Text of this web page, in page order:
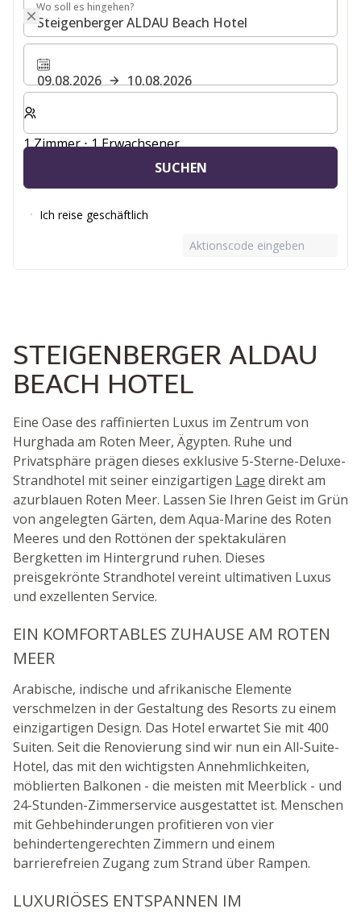
Wo soll es hingehen?
Wo soll es hingehen?
09.08.2026
10.08.2026
Wählen Sie die Anzahl der Zimmer und Gäste für Ihren
1 Zimmer ⋅ 1 Erwachsener
SUCHEN
Ich reise geschäftlich
Aktionscode eingeben
STEIGENBERGER ALDAU
BEACH HOTEL
Eine Oase des raffinierten Luxus im Zentrum von
Hurghada am Roten Meer, Ägypten. Ruhe und
Privatsphäre prägen dieses exklusive 5-Sterne-Deluxe-
Strandhotel mit seiner einzigartigen Lage direkt am
azurblauen Roten Meer. Lassen Sie Ihren Geist im Grün
von angelegten Gärten, dem Aqua-Marine des Roten
Meeres und den Rottönen der spektakulären
Bergketten im Hintergrund ruhen. Dieses
preisgekrönte Strandhotel vereint ultimativen Luxus
und exzellenten Service.
EIN KOMFORTABLES ZUHAUSE AM ROTEN
MEER
Arabische, indische und afrikanische Elemente
verschmelzen in der Gestaltung des Resorts zu einem
einzigartigen Design. Das Hotel erwartet Sie mit 400
Suiten. Seit die Renovierung sind wir nun ein All-Suite-
Hotel, das mit den wichtigsten Annehmlichkeiten,
möblierten Balkonen - die meisten mit Meerblick - und
24-Stunden-Zimmerservice ausgestattet ist. Menschen
mit Gehbehinderungen profitieren von vier
behindertengerechten Zimmern und einem
barrierefreien Zugang zum Strand über Rampen.
LUXURIÖSES ENTSPANNEN IM